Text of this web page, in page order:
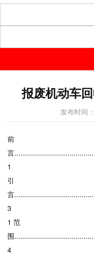
报废机动车
发布时间
前
言
1
引
言
3
1 范
围
4